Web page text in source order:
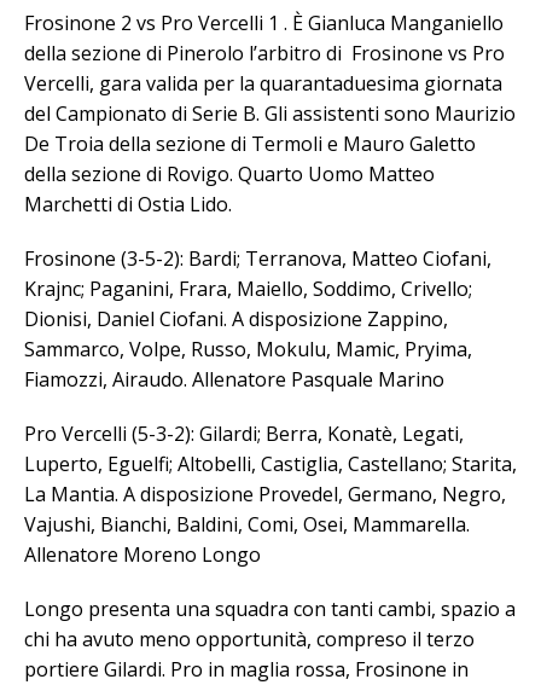
Frosinone 2 vs Pro Vercelli 1 . È Gianluca Manganiello
della sezione di Pinerolo l’arbitro di Frosinone vs Pro
Vercelli, gara valida per la quarantaduesima giornata
del Campionato di Serie B. Gli assistenti sono Maurizio
De Troia della sezione di Termoli e Mauro Galetto
della sezione di Rovigo. Quarto Uomo Matteo
Marchetti di Ostia Lido.
Frosinone (3-5-2): Bardi; Terranova, Matteo Ciofani,
Krajnc; Paganini, Frara, Maiello, Soddimo, Crivello;
Dionisi, Daniel Ciofani. A disposizione Zappino,
Sammarco, Volpe, Russo, Mokulu, Mamic, Pryima,
Fiamozzi, Airaudo. Allenatore Pasquale Marino
Pro Vercelli (5-3-2): Gilardi; Berra, Konatè, Legati,
Luperto, Eguelfi; Altobelli, Castiglia, Castellano; Starita,
La Mantia. A disposizione Provedel, Germano, Negro,
Vajushi, Bianchi, Baldini, Comi, Osei, Mammarella.
Allenatore Moreno Longo
Longo presenta una squadra con tanti cambi, spazio a
chi ha avuto meno opportunità, compreso il terzo
portiere Gilardi. Pro in maglia rossa, Frosinone in